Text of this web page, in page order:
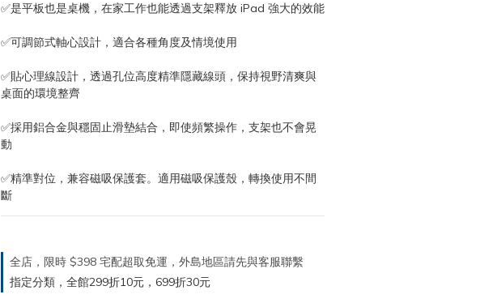
✅是平板也是桌機，在家工作也能透過支架釋放 iPad 強大的效能
✅可調節式軸心設計，適合各種角度及情境使用
✅貼心理線設計，透過孔位高度精準隱藏線頭，保持視野清爽與
桌面的環境整齊
✅採用鋁合金與穩固止滑墊結合，即使頻繁操作，支架也不會晃
動
✅精準對位，兼容磁吸保護套。適用磁吸保護殼，轉換使用不間
斷
全店，限時 $398 宅配超取免運，外島地區請先與客服聯繫
指定分類，全館299折10元，699折30元